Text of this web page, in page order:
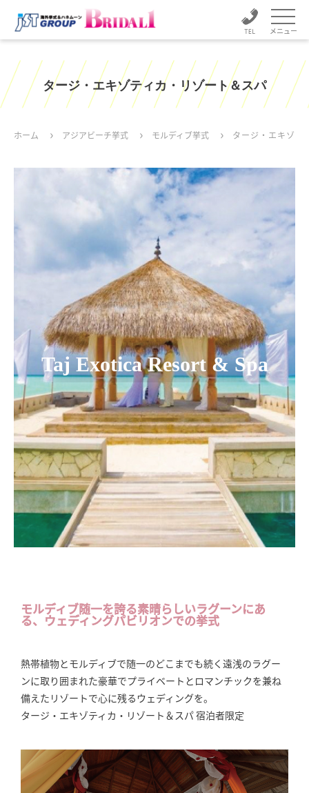
メニュー
タージ・エキゾティカ・リゾート＆スパ
ホーム アジアビーチ挙式 モルディブ挙式 タージ・エキゾテ
Taj Exotica Resort & Spa
モルディブ随一を誇る素晴らしいラグーンにあ
る、ウェディングパビリオンでの挙式
熱帯植物とモルディブで随一のどこまでも続く遠浅のラグー
ンに取り囲まれた豪華でプライベートとロマンチックを兼ね
備えたリゾートで心に残るウェディングを。
タージ・エキゾティカ・リゾート＆スパ 宿泊者限定